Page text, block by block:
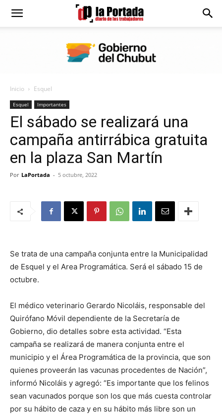
Diario
Portada
Inicio Esquel
Esquel Importantes
El sábado se realizará una
campaña antirrábica gratuita
en la plaza San Martín
Por LaPortada - 5 octubre, 2022
Se trata de una campaña conjunta entre la Municipalidad
de Esquel y el Area Programática. Será el sábado 15 de
octubre.
El médico veterinario Gerardo Nicoláis, responsable del
Quirófano Móvil dependiente de la Secretaría de
Gobierno, dio detalles sobre esta actividad. “Esta
campaña se realizará de manera conjunta entre el
municipio y el Área Programática de la provincia, que son
quienes proveerán las vacunas procedentes de Nación”,
informó Nicoláis y agregó: “Es importante que los felinos
sean vacunados porque son los que más cuesta controlar
por su hábito de caza y en su hábito más libre son un